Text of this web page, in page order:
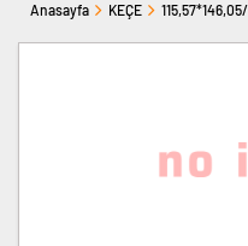
Anasayfa KEÇE